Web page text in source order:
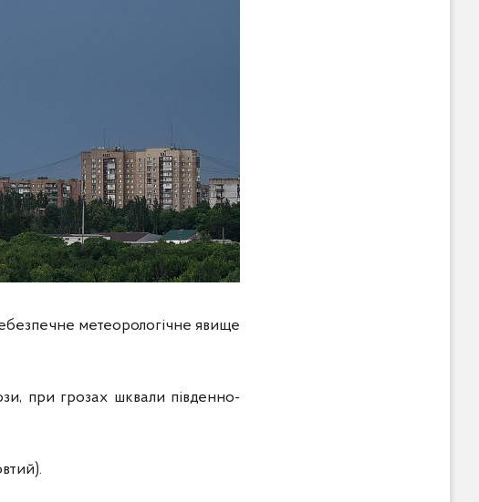
метеорологічне явище
при грозах шквали південно-